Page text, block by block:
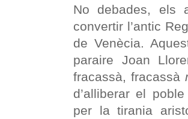
No debades, els
convertir l’antic
de Venècia.
paraire Joan
fracassà, fracassà
d’alliberar el
per la tirania